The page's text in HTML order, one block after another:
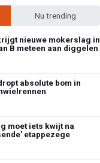
Nu trending
nieuwe mokerslag in
B meteen aan diggelen
absolute bom in
moet iets kwijt na
etappezege